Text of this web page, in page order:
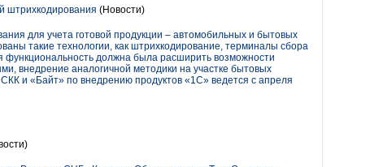
штрихкодирования (Новости)
для учета готовой продукции – автомобильных и бытовых
такие технологии, как штрихкодирование, терминалы сбора
должна была расширить возможности
внедрение аналогичной методики на участке бытовых
и «Байт» по внедрению продуктов «1С» ведется с апреля